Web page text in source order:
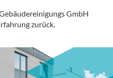
GmbH
zurück.